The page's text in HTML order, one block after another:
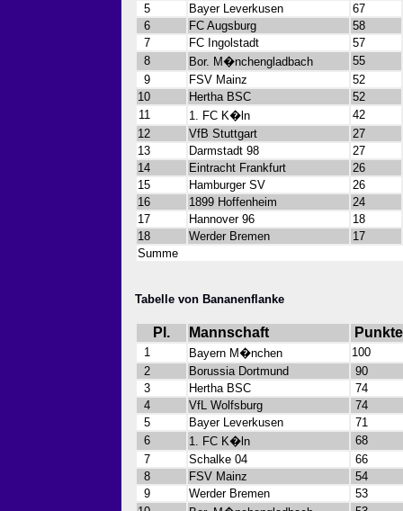
5
Bayer Leverkusen
67
6
FC Augsburg
58
7
FC Ingolstadt
57
8
Bor. M�nchengladbach
55
9
FSV Mainz
52
10
Hertha BSC
52
11
1. FC K�ln
42
12
VfB Stuttgart
27
13
Darmstadt 98
27
14
Eintracht Frankfurt
26
15
Hamburger SV
26
16
1899 Hoffenheim
24
17
Hannover 96
18
18
Werder Bremen
17
Summe
Tabelle von Bananenflanke
Pl. Mannschaft Punkte
1 Bayern M�nchen
100
2
Borussia Dortmund
90
3
Hertha BSC
74
4
VfL Wolfsburg
74
5
Bayer Leverkusen
71
6
1. FC K�ln
68
7
Schalke 04
66
8
FSV Mainz
54
9
Werder Bremen
53